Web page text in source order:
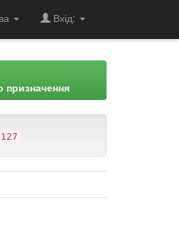
Вхід:
призначення